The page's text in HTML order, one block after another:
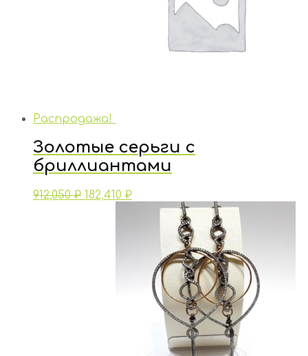
Распродажа!
Золотые серьги с
бриллиантами
912,050₽ 182,410 ₽